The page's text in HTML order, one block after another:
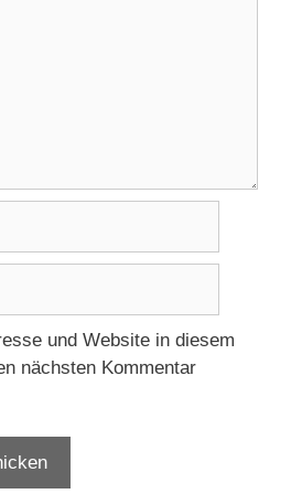
und Website in diesem
nächsten Kommentar